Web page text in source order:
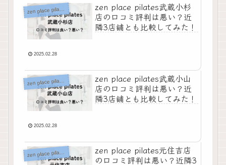
z
zen place pilates武蔵小杉
店の口コミ評判は悪い？近
隣3店舗とも比較してみた！
2025.02.28
z
zen place pilates武蔵小山
店の口コミ評判は悪い？近
隣3店舗とも比較してみた！
2025.02.28
z
zen place pilates元住吉店
の口コミ評判は悪い？近隣3